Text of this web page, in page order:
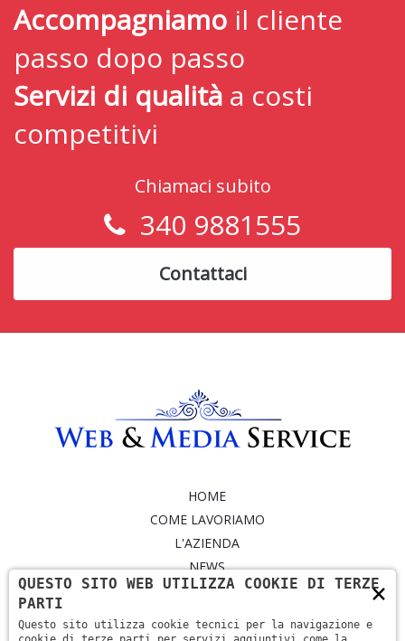
Accompagniamo il cliente
passo dopo passo
Servizi di qualità a costi
competitivi
Chiamaci subito
340 9881555
Contattaci
HOME
COME LAVORIAMO
L'AZIENDA
NEWS
SERVIZI
CONTATTI
×
QUESTO SITO WEB UTILIZZA COOKIE DI TERZE
PARTI
Questo sito utilizza cookie tecnici per la navigazione e